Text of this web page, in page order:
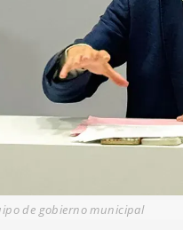
de gobierno municipal